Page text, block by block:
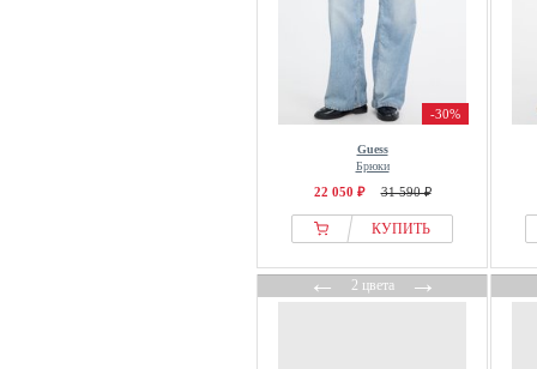
-30%
Guess
Брюки
22 050 ₽ 31 590 ₽
КУПИТЬ
←2 цвета→